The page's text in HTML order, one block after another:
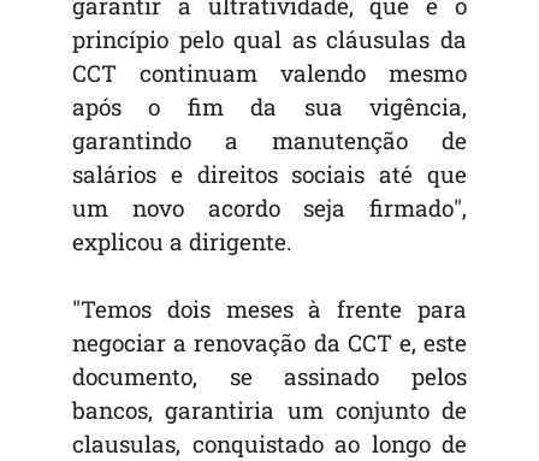
princípio pelo qual as cláusulas da
CCT continuam valendo mesmo
após o fim da sua vigência,
garantindo a manutenção de
salários e direitos sociais até que
um novo acordo seja firmado",
explicou a dirigente.
"Temos dois meses à frente para
negociar a renovação da CCT e, este
documento, se assinado pelos
bancos, garantiria um conjunto de
clausulas, conquistado ao longo de